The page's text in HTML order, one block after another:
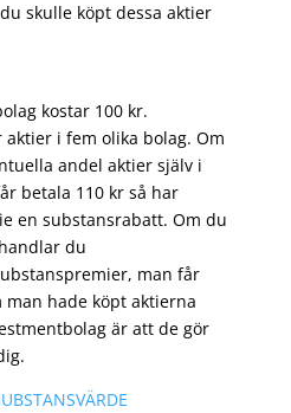
skulle köpt dessa aktier
kostar 100 kr.
i fem olika bolag. Om
andel aktier själv i
betala 110 kr så har
en substansrabatt. Om du
du
man får
hade köpt aktierna
är att de gör